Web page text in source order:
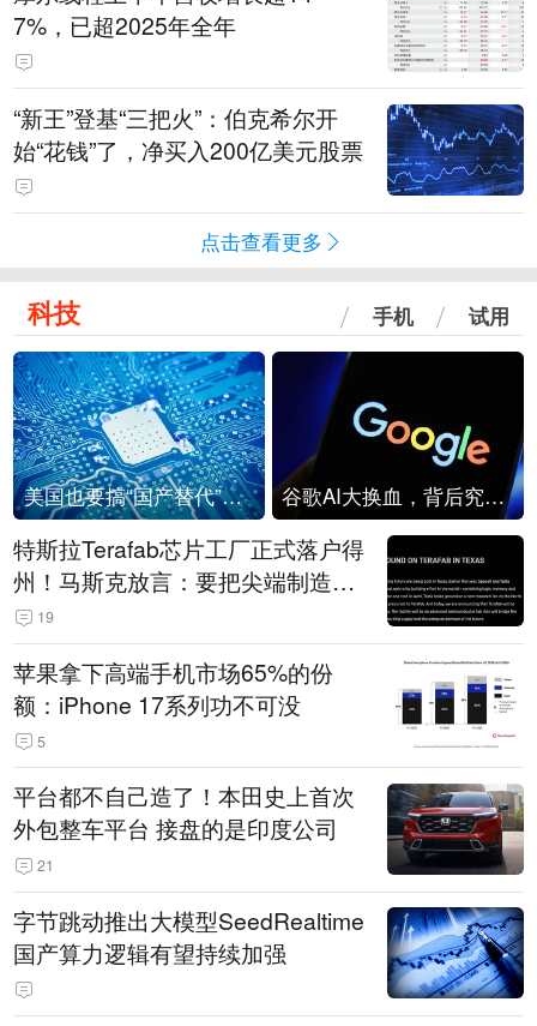
7%，已超2025年全年
“新王”登基“三把火”：伯克希尔开
始“花钱”了，净买入200亿美元股票
点击查看更多
科技 手机 试用
美国也要搞“国产替代”？先算清三笔账 谷歌AI大换血，背后究竟发生了什么？
特斯拉Terafab芯片工厂正式落户得
州！马斯克放言：要把尖端制造带
回美国
19
苹果拿下高端手机市场65%的份
额：iPhone 17系列功不可没
5
平台都不自己造了！本田史上首次
外包整车平台 接盘的是印度公司
21
字节跳动推出大模型SeedRealtime
国产算力逻辑有望持续加强